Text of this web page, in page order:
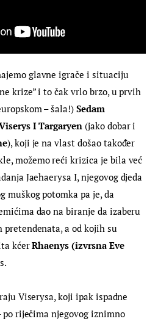
glavne igrače i situaciju
krize” i to čak vrlo brzo, u prvih
– šala!) Sedam
I Targaryen (jako dobar i
), koji je na vlast došao također
možemo reći krizica je bila već
Jaehaerysa I, njegovog djeda
muškog potomka pa je, da
dao na biranje da izaberu
a od kojih su
kćer Rhaenys (izvrsna Eve
Viserysa, koji ipak ispadne
riječima njegovog iznimno